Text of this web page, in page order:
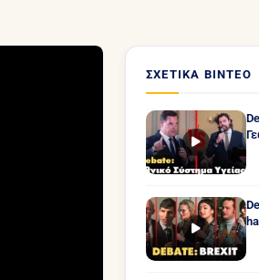
ΣΧΕΤΙΚΆ ΒΊΝΤΕΟ